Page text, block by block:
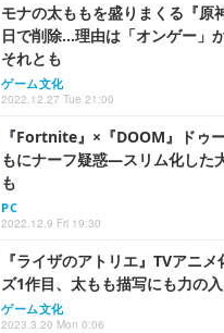
モナの太ももを盛りまくる『原
日で削除…理由は「オンゲー」
それとも
ゲーム文化
2022.12.27 Tue 21:00
『Fortnite』×『DOOM』ドゥ
もにナーフ疑惑―スリム化した
も
PC
2022.12.9 Fri 19:30
『ライザのアトリエ』TVアニ
ズ1作目、太もも描写にも力の
ゲーム文化
2023.3.20 Mon 0:06